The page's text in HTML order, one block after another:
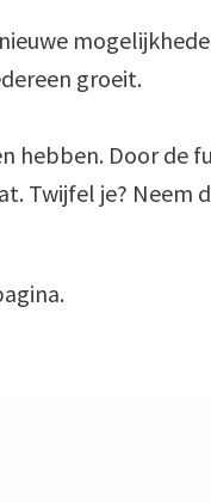
groeit.
hebben. Door de
Twijfel je? Neem